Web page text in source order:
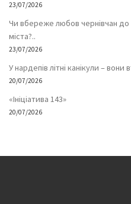
23/07/2026
Чи вбереже любов чернівчан до
міста?..
23/07/2026
У нардепів літні канікули – вони
20/07/2026
«Ініціатива 143»
20/07/2026